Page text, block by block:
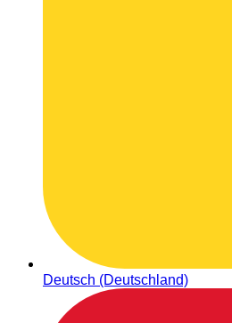
Deutsch (Deutschland)